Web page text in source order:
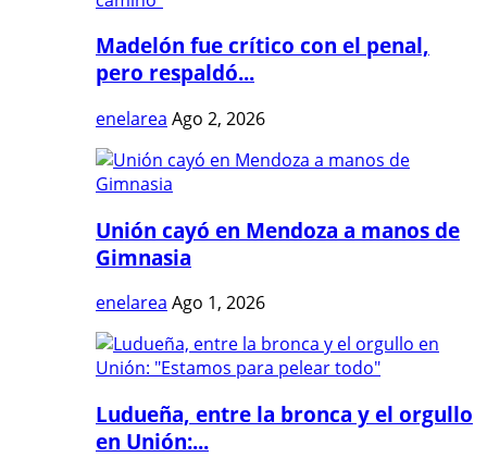
Madelón fue crítico con el penal,
pero respaldó...
enelarea Ago 2, 2026
Unión cayó en Mendoza a manos de
Gimnasia
enelarea Ago 1, 2026
Ludueña, entre la bronca y el orgullo
en Unión:...